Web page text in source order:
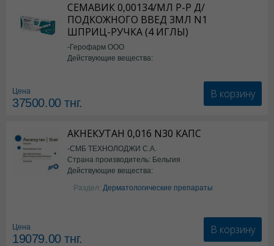
СЕМАВИК 0,00134/МЛ Р-Р Д/
ПОДКОЖНОГО ВВЕД 3МЛ N1
ШПРИЦ-РУЧКА (4 ИГЛЫ)
-Герофарм ООО
Действующие вещества:
Цена
37500.00тнг.
В корзину
АКНЕКУТАН 0,016 N30 КАПС
-СМБ ТЕХНОЛОДЖИ С.А.
Страна производитель: Бельгия
Действующие вещества:
Изотретиноин
Раздел: Дерматологические препараты
Цена
19079.00тнг.
В корзину